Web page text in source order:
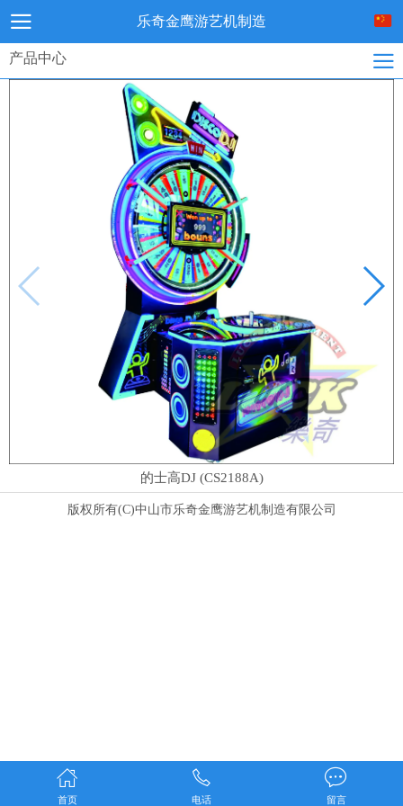
乐奇金鹰游艺机制造
产品中心
的士高DJ (CS2188A)
版权所有(C)中山市乐奇金鹰游艺机制造有限公司
首页 电话 留言